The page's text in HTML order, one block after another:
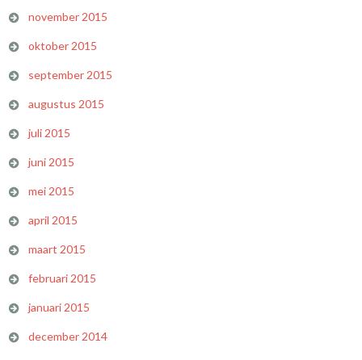
november 2015
oktober 2015
september 2015
augustus 2015
juli 2015
juni 2015
mei 2015
april 2015
maart 2015
februari 2015
januari 2015
december 2014